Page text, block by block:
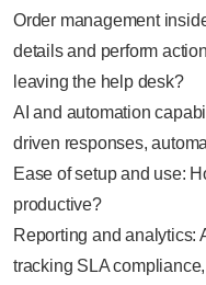
Order management
details and perform
leaving the help desk?
AI and automation
driven responses,
Ease of setup and use:
productive?
Reporting and analytics:
tracking SLA